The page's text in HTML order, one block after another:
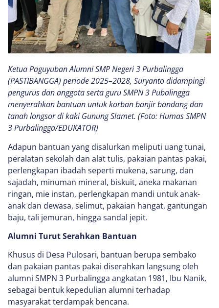
Ketua Paguyuban Alumni SMP Negeri 3 Purbalingga
(PASTIBANGGA) periode 2025–2028, Suryanto didampingi
pengurus dan anggota serta guru SMPN 3 Pubalingga
menyerahkan bantuan untuk korban banjir bandang dan
tanah longsor di kaki Gunung Slamet. (Foto: Humas SMPN
3 Purbalingga/EDUKATOR)
Adapun bantuan yang disalurkan meliputi uang tunai,
peralatan sekolah dan alat tulis, pakaian pantas pakai,
perlengkapan ibadah seperti mukena, sarung, dan
sajadah, minuman mineral, biskuit, aneka makanan
ringan, mie instan, perlengkapan mandi untuk anak-
anak dan dewasa, selimut, pakaian hangat, gantungan
baju, tali jemuran, hingga sandal jepit.
Alumni Turut Serahkan Bantuan
Khusus di Desa Pulosari, bantuan berupa sembako
dan pakaian pantas pakai diserahkan langsung oleh
alumni SMPN 3 Purbalingga angkatan 1981, Ibu Nanik,
sebagai bentuk kepedulian alumni terhadap
masyarakat terdampak bencana.